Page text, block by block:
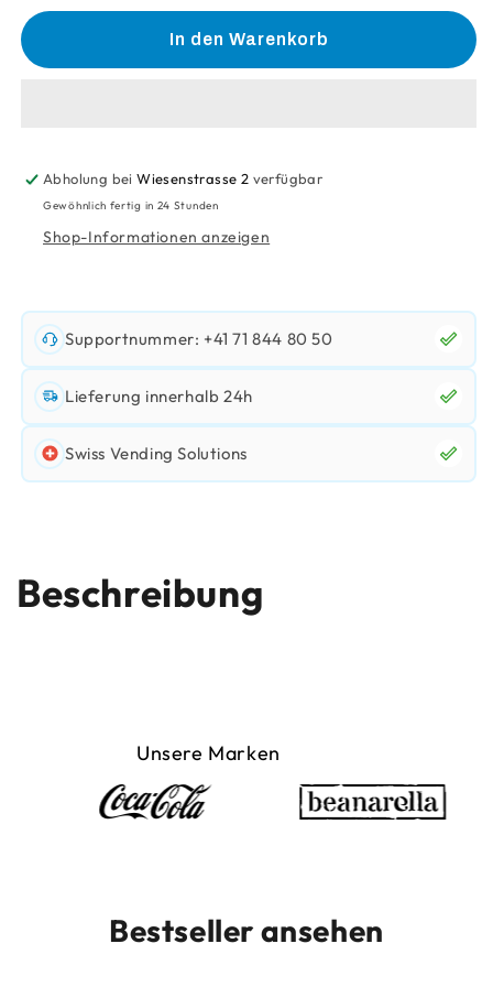
Menge
Menge
fürIn den Warenkorb
Abholung beiWiesenstrasse 2 verfügbar
Gewöhnlich fertig in 24 Stunden
Shop-Informationen anzeigen
Supportnummer: +41 71 844 80 50
Lieferung innerhalb 24h
Swiss Vending Solutions
Beschreibung
Unsere Marken
Bestseller ansehen